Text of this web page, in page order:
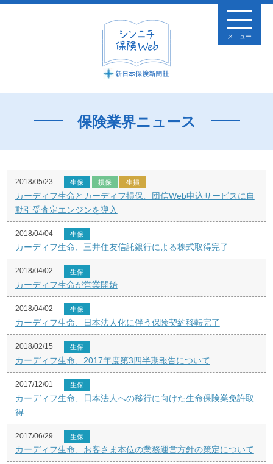
メニュー
保険業界ニュース
2018/05/23 生保 損保 生損
カーディフ生命とカーディフ損保、団信Web申込サービスに自
動引受査定エンジンを導入
2018/04/04 生保
カーディフ生命、三井住友信託銀行による株式取得完了
2018/04/02 生保
カーディフ生命が営業開始
2018/04/02 生保
カーディフ生命、日本法人化に伴う保険契約移転完了
2018/02/15 生保
カーディフ生命、2017年度第3四半期報告について
2017/12/01 生保
カーディフ生命、日本法人への移行に向けた生命保険業免許取
得
2017/06/29 生保
カーディフ生命、お客さま本位の業務運営方針の策定について